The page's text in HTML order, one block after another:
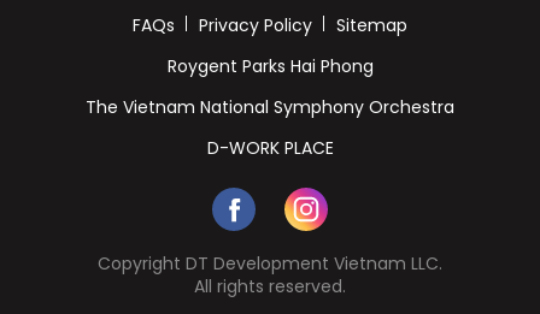
FAQs Privacy Policy
Sitemap
Roygent Parks Hai Phong
The Vietnam National Symphony Orchestra
D-WORK PLACE
Copyright DT Development Vietnam LLC.
All rights reserved.